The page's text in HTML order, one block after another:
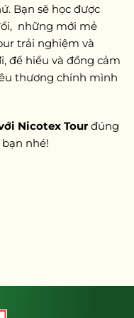
Bạn sẽ học được
những mới mẻ
trải nghiệm và
để hiểu và đồng cảm
thương chính mình
Nicotex Tourđúng
nhé!